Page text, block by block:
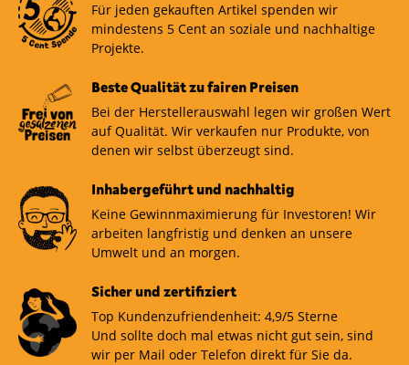
Für jeden gekauften Artikel spenden wir
mindestens 5 Cent an soziale und nachhaltige
Projekte.
Beste Qualität zu fairen Preisen
Bei der Herstellerauswahl legen wir großen Wert
auf Qualität. Wir verkaufen nur Produkte, von
denen wir selbst überzeugt sind.
Inhabergeführt und nachhaltig
Keine Gewinnmaximierung für Investoren! Wir
arbeiten langfristig und denken an unsere
Umwelt und an morgen.
Sicher und zertifiziert
Top Kundenzufriendenheit: 4,9/5 Sterne
Und sollte doch mal etwas nicht gut sein, sind
wir per Mail oder Telefon direkt für Sie da.